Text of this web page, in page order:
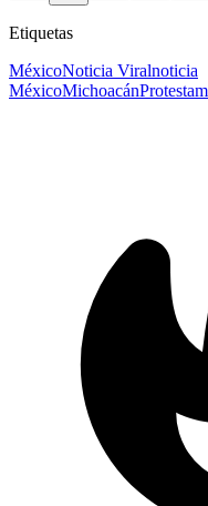
Etiquetas
MéxicoNoticia Viralnoticia
MéxicoMichoacánProtesta